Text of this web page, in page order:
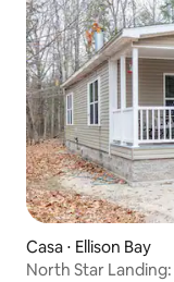
Casa ⋅ Ellison Bay
North Star